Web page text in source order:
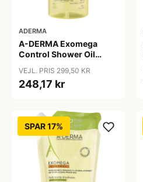
ADERMA
A-DERMA Exomega
Control Shower Oil
VEJL. PRIS 299,50 KR
248,17 kr
SPAR 17%